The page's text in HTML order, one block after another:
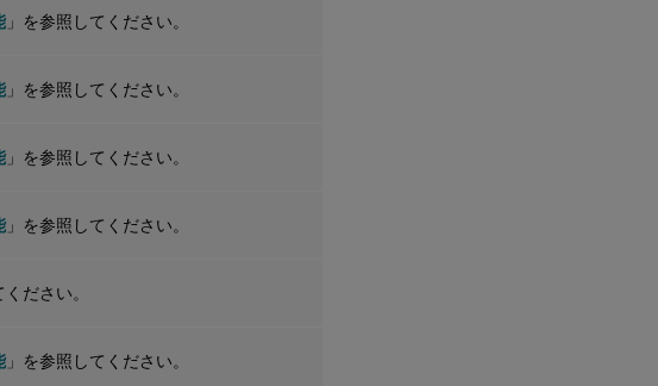
」を参照してください。
」を参照してください。
」を参照してください。
」を参照してください。
ださい。
」を参照してください。